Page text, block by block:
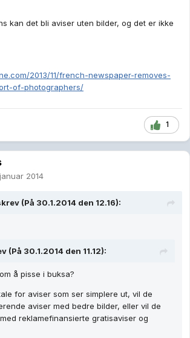
kan det bli aviser uten bilder, og det er ikke
2013/11/french-newspaper-removes-
of-photographers/
1
2014
(På 30.1.2014 den 12.16):
(På 30.1.2014 den 11.12):
å pisse i buksa?
for aviser som ser simplere ut, vil de
aviser med bedre bilder, eller vil de
reklamefinansierte gratisaviser og